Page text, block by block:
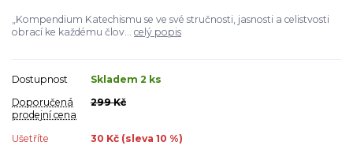
„Kompendium Katechismu se ve své stručnosti, jasnosti a celistvosti
obrací ke každému člov... celý popis
Dostupnost
Skladem 2 ks
Doporučená
prodejní cena
299 Kč
Ušetříte 30 Kč (sleva 10 %)